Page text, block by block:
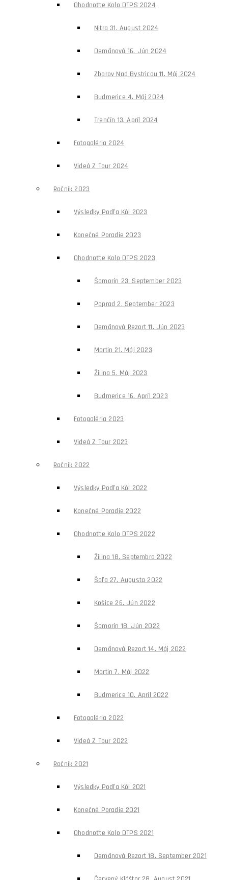
Ohodnoťte Kolo DTPS 2024
Nitra 31. August 2024
Demänová 16. Jún 2024
Zborov Nad Bystricou 11. Máj 2024
Budmerice 4. Máj 2024
Trenčín 13. Apríl 2024
Fotogaléria 2024
Videá Z Tour 2024
Ročník 2023
Výsledky Podľa Kôl 2023
Konečné Poradie 2023
Ohodnoťte Kolo DTPS 2023
Šamorín 23. September 2023
Poprad 2. September 2023
Demänová Rezort 11. Jún 2023
Martin 21. Máj 2023
Žilina 5. Máj 2023
Budmerice 16. Apríl 2023
Fotogaléria 2023
Videá Z Tour 2023
Ročník 2022
Výsledky Podľa Kôl 2022
Konečné Poradie 2022
Ohodnoťte Kolo DTPS 2022
Žilina 18. Septembra 2022
Šaľa 27. Augusta 2022
Košice 26. Jún 2022
Šamorín 18. Jún 2022
Demänová Rezort 14. Máj 2022
Martin 7. Máj 2022
Budmerice 10. Apríl 2022
Fotogaléria 2022
Videá Z Tour 2022
Ročník 2021
Výsledky Podľa Kôl 2021
Konečné Poradie 2021
Ohodnoťte Kolo DTPS 2021
Demänová Rezort 18. September 2021